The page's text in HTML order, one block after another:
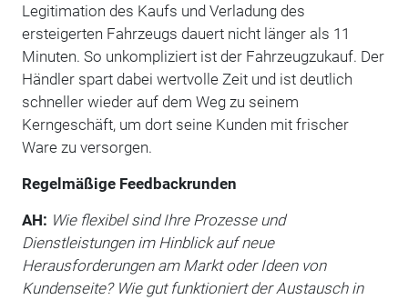
Legitimation des Kaufs und Verladung des
ersteigerten Fahrzeugs dauert nicht länger als 11
Minuten. So unkompliziert ist der Fahrzeugzukauf. Der
Händler spart dabei wertvolle Zeit und ist deutlich
schneller wieder auf dem Weg zu seinem
Kerngeschäft, um dort seine Kunden mit frischer
Ware zu versorgen.
Regelmäßige Feedbackrunden
AH: Wie flexibel sind Ihre Prozesse und
Dienstleistungen im Hinblick auf neue
Herausforderungen am Markt oder Ideen von
Kundenseite? Wie gut funktioniert der Austausch in